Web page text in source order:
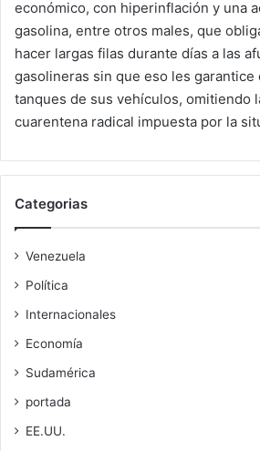
económico, con hiperinflación y una
gasolina, entre otros males, que
hacer largas filas durante días a las
gasolineras sin que eso les
tanques de sus vehículos, omitiendo
cuarentena radical impuesta por la
Categorias
Venezuela
Política
Internacionales
Economía
Sudamérica
portada
EE.UU.